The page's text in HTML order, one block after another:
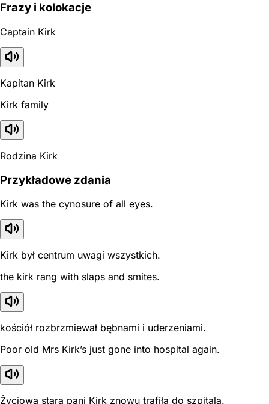
Frazy i kolokacje
Captain Kirk
Kapitan Kirk
Kirk family
Rodzina Kirk
Przykładowe zdania
Kirk was the cynosure of all eyes.
Kirk był centrum uwagi wszystkich.
the kirk rang with slaps and smites.
kościół rozbrzmiewał bębnami i uderzeniami.
Poor old Mrs Kirk’s just gone into hospital again.
Życiowa stara pani Kirk znowu trafiła do szpitala.